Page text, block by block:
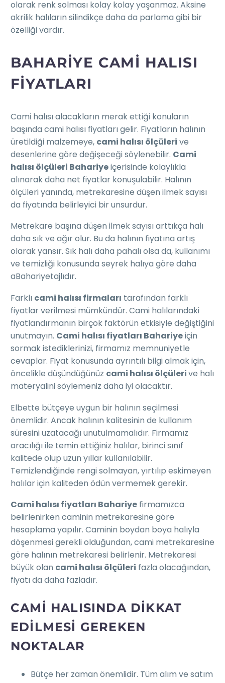
olarak renk solması kolay kolay yaşanmaz. Aksine
akrilik halıların silindikçe daha da parlama gibi bir
özelliği vardır.
BAHARIYE CAMI HALISI
FIYATLARI
Cami halısı alacakların merak ettiği konuların
başında cami halısı fiyatları gelir. Fiyatların halının
üretildiği malzemeye, cami halısı ölçüleri ve
desenlerine göre değişeceği söylenebilir. Cami
halısı ölçüleri Bahariyeiçerisinde kolaylıkla
alınarak daha net fiyatlar konuşulabilir. Halının
ölçüleri yanında, metrekaresine düşen ilmek sayısı
da fiyatında belirleyici bir unsurdur.
Metrekare başına düşen ilmek sayısı arttıkça halı
daha sık ve ağır olur. Bu da halının fiyatına artış
olarak yansır. Sık halı daha pahalı olsa da, kullanımı
ve temizliği konusunda seyrek halıya göre daha
aBahariyetajlıdır.
Farklı cami halısı firmaları tarafından farklı
fiyatlar verilmesi mümkündür. Cami halılarındaki
fiyatlandırmanın birçok faktörün etkisiyle değiştiğini
unutmayın. Cami halısı fiyatları Bahariyeiçin
sormak istediklerinizi, firmamız memnuniyetle
cevaplar. Fiyat konusunda ayrıntılı bilgi almak için,
öncelikle düşündüğünüz cami halısı ölçülerive halı
materyalini söylemeniz daha iyi olacaktır.
Elbette bütçeye uygun bir halının seçilmesi
önemlidir. Ancak halının kalitesinin de kullanım
süresini uzatacağı unutulmamalıdır. Firmamız
aracılığı ile temin ettiğiniz halılar, birinci sınıf
kalitede olup uzun yıllar kullanılabilir.
Temizlendiğinde rengi solmayan, yırtılıp eskimeyen
halılar için kaliteden ödün vermemek gerekir.
Cami halısı fiyatları Bahariye firmamızca
belirlenirken caminin metrekaresine göre
hesaplama yapılır. Caminin boydan boya halıyla
döşenmesi gerekli olduğundan, cami metrekaresine
göre halının metrekaresi belirlenir. Metrekaresi
büyük olan cami halısı ölçüleri fazla olacağından,
fiyatı da daha fazladır.
CAMI HALISINDA DIKKAT
EDILMESI GEREKEN
NOKTALAR
Bütçe her zaman önemlidir. Tüm alım ve satım